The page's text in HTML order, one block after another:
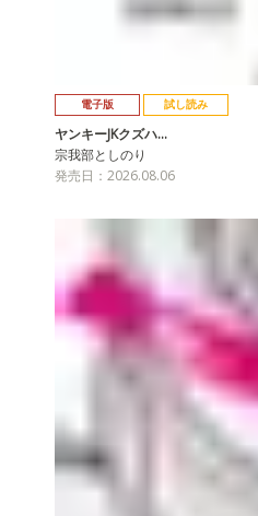
電子版 試し読み
ヤンキーJKクズハ…
宗我部としのり
発売日：2026.08.06